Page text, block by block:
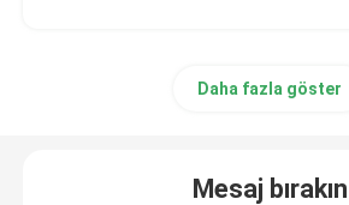
Daha fazla göster
Mesaj bırakın